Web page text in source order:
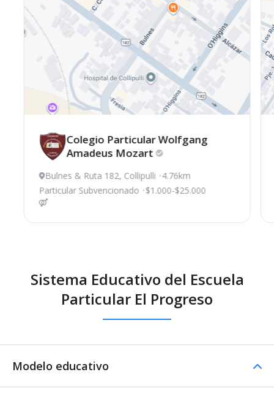
Colegio Particular Wolfgang
Amadeus Mozart
Bulnes & Ruta 182, Collipulli 4.76km
Particular Subvencionado $1.000-$25.000
Sistema Educativo del Escuela
Particular El Progreso
Modelo educativo